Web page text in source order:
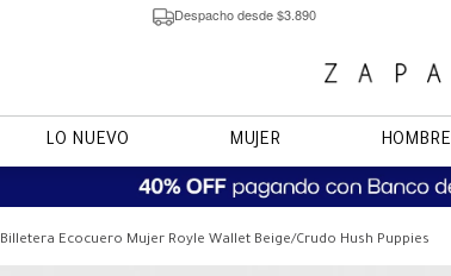
Despacho desde $3.890
LO NUEVO MUJER HOMBRE
Billetera Ecocuero Mujer Royle Wallet Beige/Crudo Hush Puppies